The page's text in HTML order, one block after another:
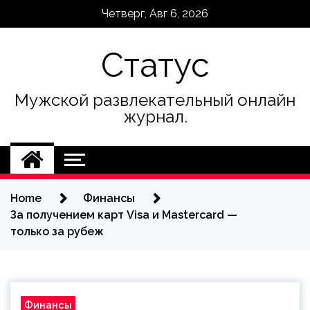
Четверг, Авг 6, 2026
Статус
Мужской развлекательный онлайн
журнал.
Home
Финансы
За получением карт Visa и Mastercard —
только за рубеж
Финансы